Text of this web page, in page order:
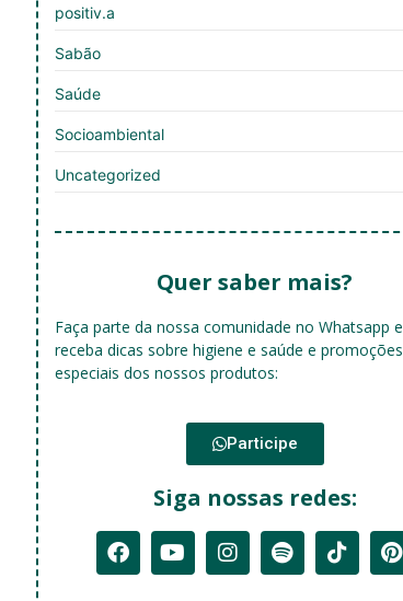
positiv.a
Sabão
Saúde
Socioambiental
Uncategorized
Quer saber mais?
Faça parte da nossa comunidade no Whatsapp e
receba dicas sobre higiene e saúde e promoções
especiais dos nossos produtos:
Participe
Siga nossas redes: